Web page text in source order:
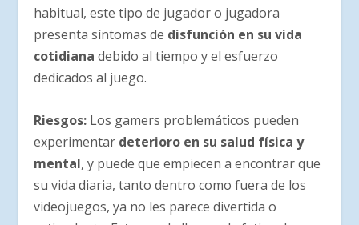
habitual, este tipo de jugador o jugadora
presenta síntomas de disfunción en su vida
cotidiana debido al tiempo y el esfuerzo
dedicados al juego.
Riesgos: Los gamers problemáticos pueden
experimentar deterioro en su salud física y
mental, y puede que empiecen a encontrar que
su vida diaria, tanto dentro como fuera de los
videojuegos, ya no les parece divertida o